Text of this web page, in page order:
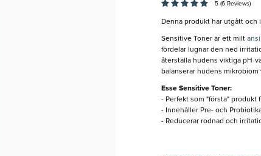
5 (6 Reviews)
Denna produkt har utgått och
Sensitive Toner är ett milt
fördelar lugnar den ned
återställa hudens viktiga pH-
balanserar hudens
Esse Sensitive Toner:
- Perfekt som "första" produkt
- Innehåller Pre- och
- Reducerar rodnad och